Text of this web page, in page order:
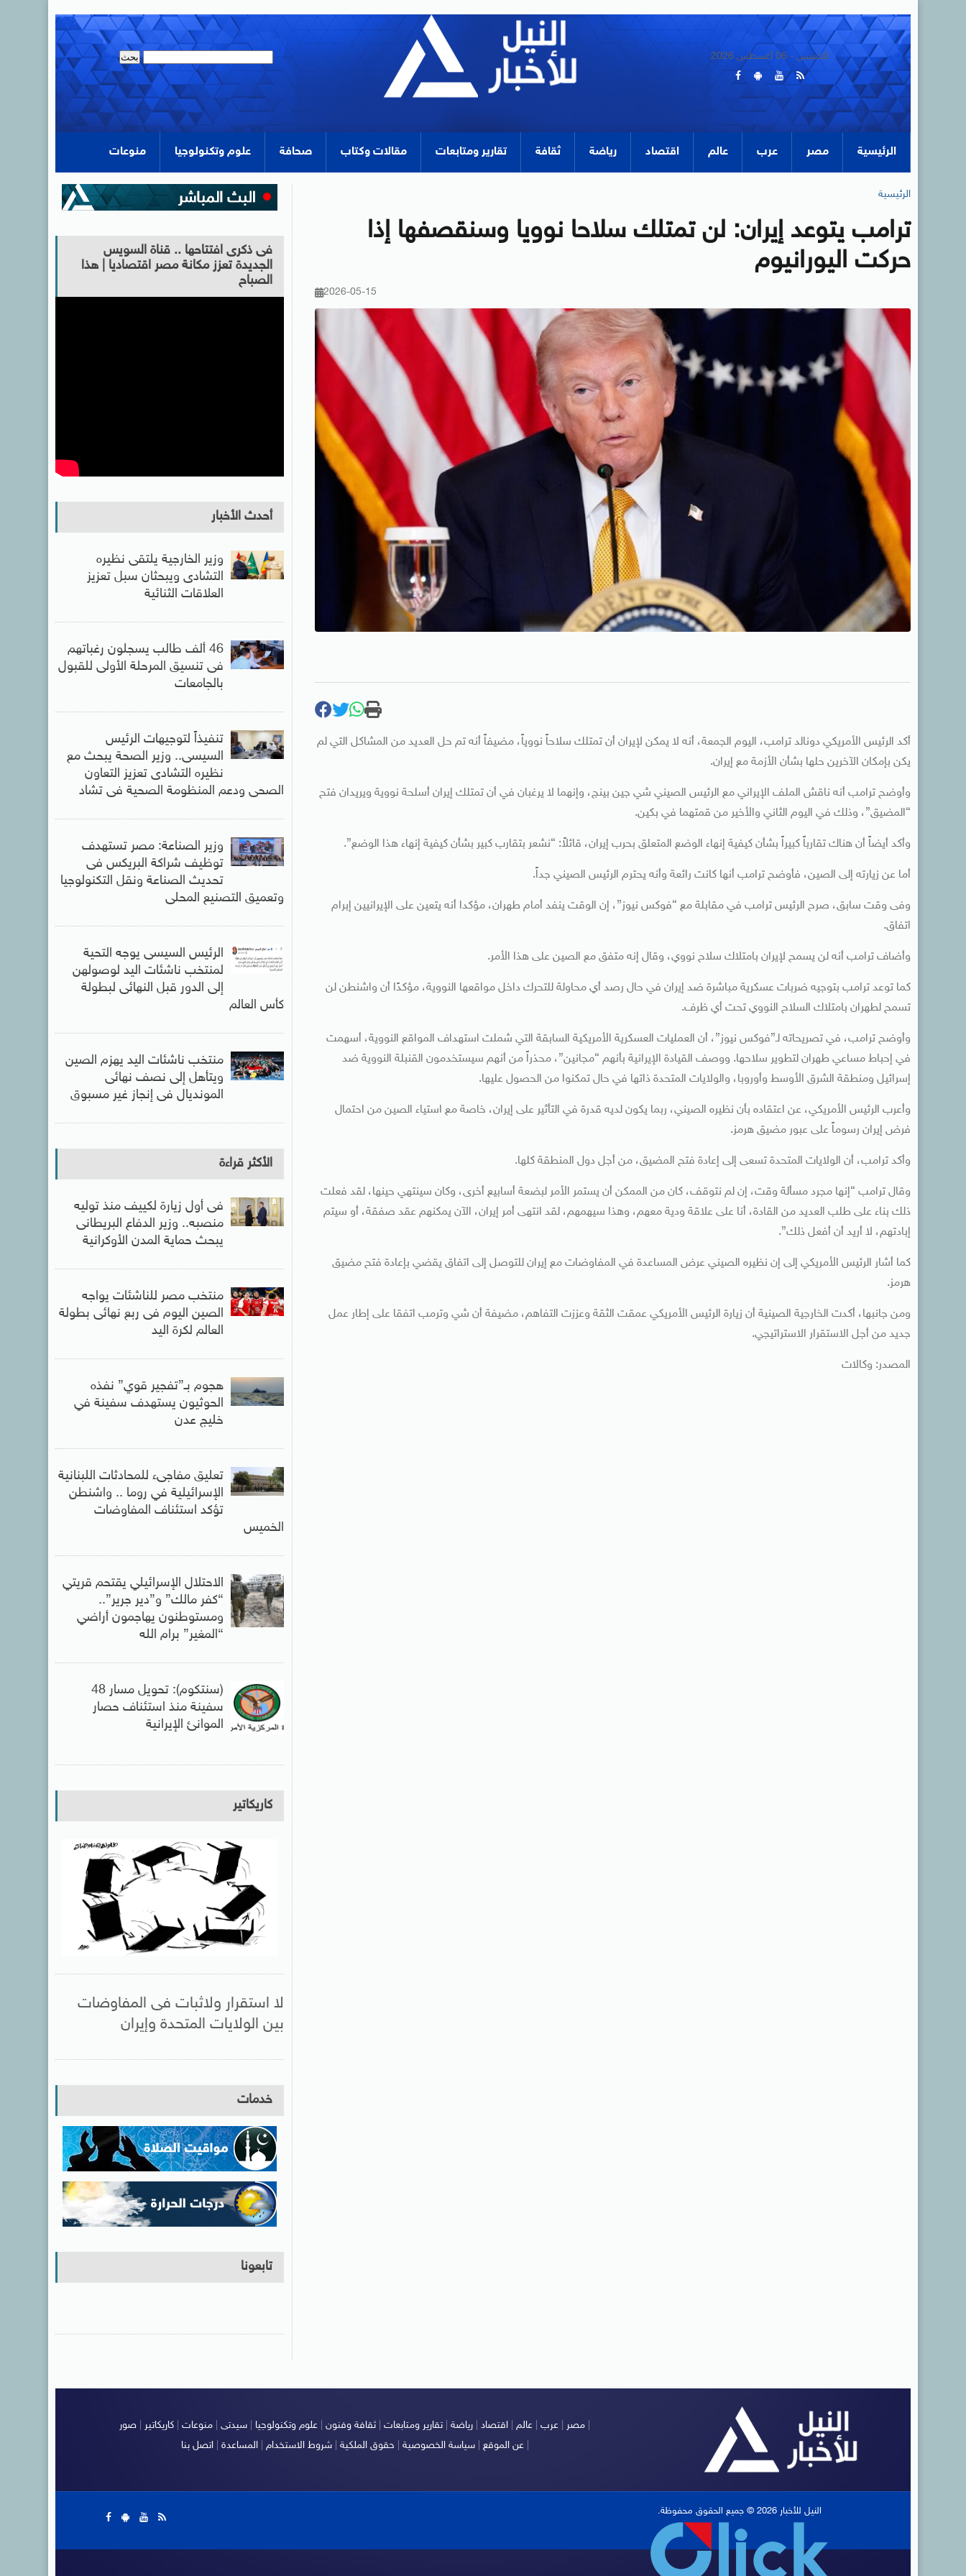
الخميس - 06 أغسطس 2026
الرئيسية مصر عرب عالم اقتصاد رياضة ثقافة تقارير ومتابعات مقالات وكتاب صحافة علوم وتكنولوجيا منوعات
الرئيسية
ترامب يتوعد إيران: لن تمتلك سلاحا نوويا وسنقصفها إذا
حركت اليورانيوم
2026-05-15
أكد الرئيس الأمريكي دونالد ترامب، اليوم الجمعة، أنه لا يمكن لإيران أن تمتلك سلاحاً نووياً، مضيفاً أنه تم حل العديد من المشاكل التي لم
يكن بإمكان الآخرين حلها بشأن الأزمة مع إيران.
وأوضح ترامب أنه ناقش الملف الإيراني مع الرئيس الصيني شي جين بينج، وإنهما لا يرغبان في أن تمتلك إيران أسلحة نووية ويريدان فتح
“المضيق”، وذلك في اليوم الثاني والأخير من قمتهما في بكين.
وأكد أيضاً أن هناك تقارباً كبيراً بشأن كيفية إنهاء الوضع المتعلق بحرب إيران، قائلاً: “نشعر بتقارب كبير بشأن كيفية إنهاء هذا الوضع”.
أما عن زيارته إلى الصين، فأوضح ترامب أنها كانت رائعة وأنه يحترم الرئيس الصيني جداً.
وفى وقت سابق، صرح الرئيس ترامب في مقابلة مع “فوكس نيوز”، إن الوقت ينفد أمام طهران، مؤكدا أنه يتعين على الإيرانيين إبرام
اتفاق.
وأضاف ترامب أنه لن يسمح لإيران بامتلاك سلاح نووي، وقال إنه متفق مع الصين على هذا الأمر.
كما توعد ترامب بتوجيه ضربات عسكرية مباشرة ضد إيران في حال رصد أي محاولة للتحرك داخل مواقعها النووية، مؤكدًا أن واشنطن لن
تسمح لطهران بامتلاك السلاح النووي تحت أي ظرف.
وأوضح ترامب، في تصريحاته لـ”فوكس نيوز”، أن العمليات العسكرية الأمريكية السابقة التي شملت استهداف المواقع النووية، أسهمت
في إحباط مساعي طهران لتطوير سلاحها. ووصف القيادة الإيرانية بأنهم “مجانين”، محذراً من أنهم سيستخدمون القنبلة النووية ضد
إسرائيل ومنطقة الشرق الأوسط وأوروبا، والولايات المتحدة ذاتها في حال تمكنوا من الحصول عليها.
وأعرب الرئيس الأمريكي، عن اعتقاده بأن نظيره الصيني، ربما يكون لديه قدرة في التأثير على إيران، خاصة مع استياء الصين من احتمال
فرض إيران رسوماً على عبور مضيق هرمز.
وأكد ترامب، أن الولايات المتحدة تسعى إلى إعادة فتح المضيق، من أجل دول المنطقة كلها.
وقال ترامب “إنها مجرد مسألة وقت، إن لم نتوقف، كان من الممكن أن يستمر الأمر لبضعة أسابيع أخرى، وكان سينتهي حينها، لقد فعلت
ذلك بناء على طلب العديد من القادة، أنا على علاقة ودية معهم، وهذا سيهمهم، لقد انتهى أمر إيران، الآن يمكنهم عقد صفقة، أو سيتم
إبادتهم، لا أريد أن أفعل ذلك”.
كما أشار الرئيس الأمريكي إلى إن نظيره الصيني عرض المساعدة في المفاوضات مع إيران للتوصل إلى اتفاق يقضي بإعادة فتح مضيق
هرمز.
ومن جانبها، أكدت الخارجية الصينية أن زيارة الرئيس الأمريكي عمقت الثقة وعززت التفاهم، مضيفة أن شي وترمب اتفقا على إطار عمل
جديد من أجل الاستقرار الاستراتيجي.
المصدر: وكالات
فى ذكرى افتتاحها .. قناة السويس
الجديدة تعزز مكانة مصر اقتصاديا | هذا
الصباح
أحدث الأخبار
وزير الخارجية يلتقى نظيره
التشادى ويبحثان سبل تعزيز
العلاقات الثنائية
46 ألف طالب يسجلون رغباتهم
فى تنسيق المرحلة الأولى للقبول
بالجامعات
تنفيذاً لتوجيهات الرئيس
السيسى.. وزير الصحة يبحث مع
نظيره التشادى تعزيز التعاون
الصحى ودعم المنظومة الصحية فى تشاد
وزير الصناعة: مصر تستهدف
توظيف شراكة البريكس فى
تحديث الصناعة ونقل التكنولوجيا
وتعميق التصنيع المحلى
الرئيس السيسى يوجه التحية
لمنتخب ناشئات اليد لوصولهن
إلى الدور قبل النهائى لبطولة
كأس العالم
منتخب ناشئات اليد يهزم الصين
ويتأهل إلى نصف نهائى
المونديال فى إنجاز غير مسبوق
الأكثر قراءة
فى أول زيارة لكييف منذ توليه
منصبه.. وزير الدفاع البريطانى
يبحث حماية المدن الأوكرانية
منتخب مصر للناشئات يواجه
الصين اليوم فى ربع نهائى بطولة
العالم لكرة اليد
هجوم بـ”تفجير قوي” نفذه
الحوثيون يستهدف سفينة في
خليج عدن
تعليق مفاجىء للمحادثات اللبنانية
الإسرائيلية في روما .. واشنطن
تؤكد استئناف المفاوضات
الخميس
الاحتلال الإسرائيلي يقتحم قريتي
“كفر مالك” و”دير جرير”..
ومستوطنون يهاجمون أراضي
“المغير” برام الله
(سنتكوم): تحويل مسار 48
سفينة منذ استئناف حصار
الموانئ الإيرانية
كاريكاتير
لا استقرار ولاثبات فى المفاوضات
بين الولايات المتحدة وإيران
خدمات
تابعونا
مصر عرب عالم اقتصاد رياضة |تقارير ومتابعات |ثقافة وفنون علوم وتكنولوجيا سيدتى منوعات كاريكاتير صور
عن الموقع |سياسة الخصوصية حقوق الملكية |شروط الاستخدام |المساعدة |اتصل بنا |
النيل للأخبار 2026 © جميع الحقوق محفوظة.